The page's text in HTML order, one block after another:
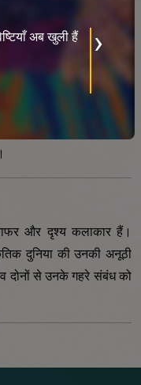
अब खुली हैं ›
है, जिसमें मनुष्य अक्सर इसकी
परिदृश्य हमारे ग्रह
निर्मित राजनीतिक सीमाओं
33 वर्षों से, सोफी कौविन
रचनाओं के माध्यम से इन
और दृश्य कलाकार हैं।
दुनिया की उनकी अनूठी
दोनों से उनके गहरे संबंध को